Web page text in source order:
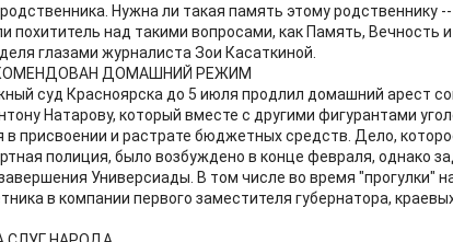
Нужна ли такая память этому родственнику
похититель над такими вопросами, как Память, Вечность и
глазами журналиста Зои Касаткиной.
ДОМАШНИЙ РЕЖИМ
суд Красноярска до 5 июля продлил домашний арест
Натарову, который вместе с другими фигурантами
в присвоении и растрате бюджетных средств. Дело,
полиция, было возбуждено в конце февраля, однако
Универсиады. В том числе во время "прогулки"
в компании первого заместителя губернатора,